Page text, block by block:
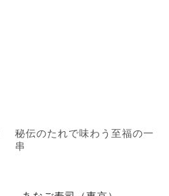
秘伝のたれで味わう至福の一
串